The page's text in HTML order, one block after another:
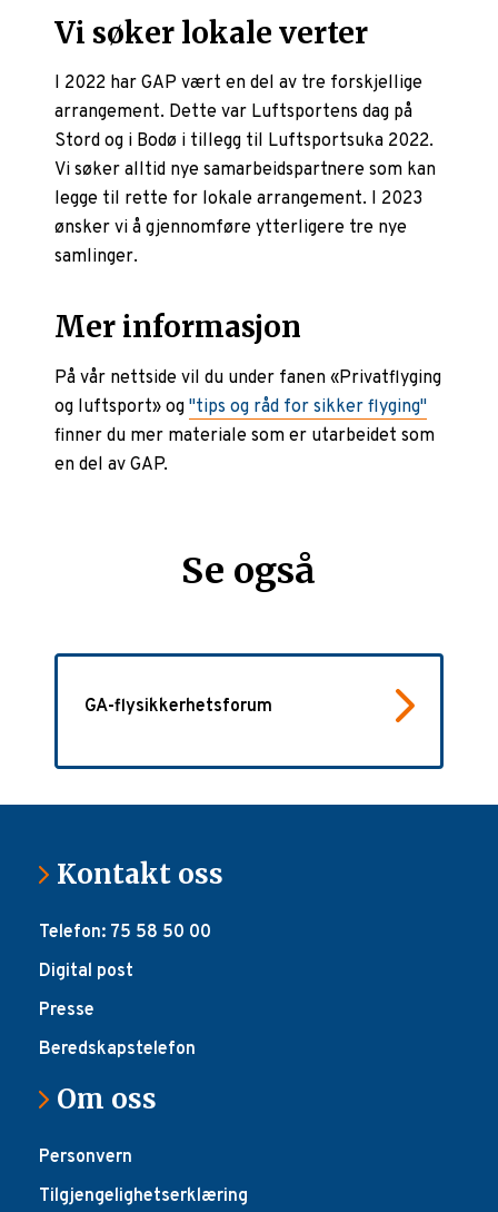
Vi søker lokale verter
I 2022 har GAP vært en del av tre forskjellige
arrangement. Dette var Luftsportens dag på
Stord og i Bodø i tillegg til Luftsportsuka 2022.
Vi søker alltid nye samarbeidspartnere som kan
legge til rette for lokale arrangement. I 2023
ønsker vi å gjennomføre ytterligere tre nye
samlinger.
Mer informasjon
På vår nettside vil du under fanen «Privatflyging
og luftsport» og"tips og råd for sikker flyging"
finner du mer materiale som er utarbeidet som
en del av GAP.
Se også
GA-flysikkerhetsforum
Kontakt oss
Telefon: 75 58 50 00
Digital post
Presse
Beredskapstelefon
Om oss
Personvern
Tilgjengelighetserklæring